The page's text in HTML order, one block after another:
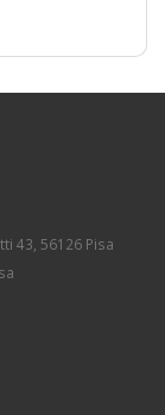
43, 56126 Pisa